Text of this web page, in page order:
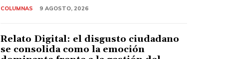
COLUMNAS 9 AGOSTO, 2026
Relato Digital: el disgusto ciudadano
se consolida como la emoción